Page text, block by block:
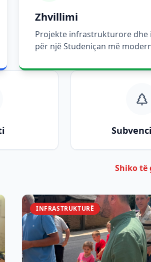
Zhvillimi
Projekte infrastrukturore dhe
për një Studeniçan më
Shiko
INFRASTRUKTURË